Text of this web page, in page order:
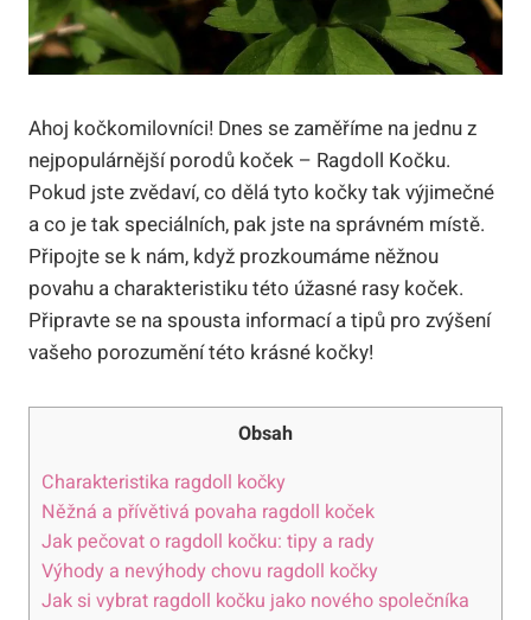
Ahoj‍ kočkomilovníci! ⁢Dnes se‌ zaměříme na jednu z
nejpopulárnější porodů koček – Ragdoll Kočku.
Pokud jste zvědaví, co dělá tyto kočky tak ⁣výjimečné⁣
a co je ​tak ‌speciálních, pak jste na správném místě.
Připojte ⁤se k ​nám, když⁢ prozkoumáme něžnou
povahu a charakteristiku ‍této úžasné rasy koček.
Připravte se na spousta informací a tipů pro zvýšení
vašeho‍ porozumění této krásné kočky!
Obsah
Charakteristika ragdoll kočky
Něžná⁤ a přívětivá povaha ragdoll koček
Jak pečovat o ragdoll kočku: tipy a ‌rady
Výhody a ‍nevýhody chovu ragdoll kočky
Jak si ⁢vybrat ragdoll kočku jako nového⁤ společníka